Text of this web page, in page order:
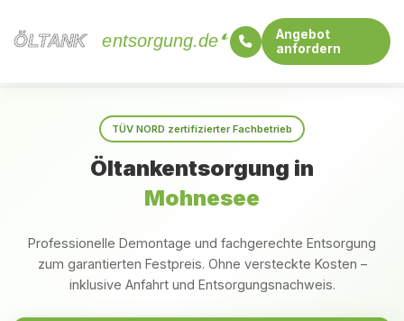
ÖLTANK
ÖLTANK entsorgung.de
Angebot
anfordern
TÜV NORD zertifizierter Fachbetrieb
Öltankentsorgung in
Mohnesee
Professionelle Demontage und fachgerechte Entsorgung
zum garantierten Festpreis. Ohne versteckte Kosten –
inklusive Anfahrt und Entsorgungsnachweis.